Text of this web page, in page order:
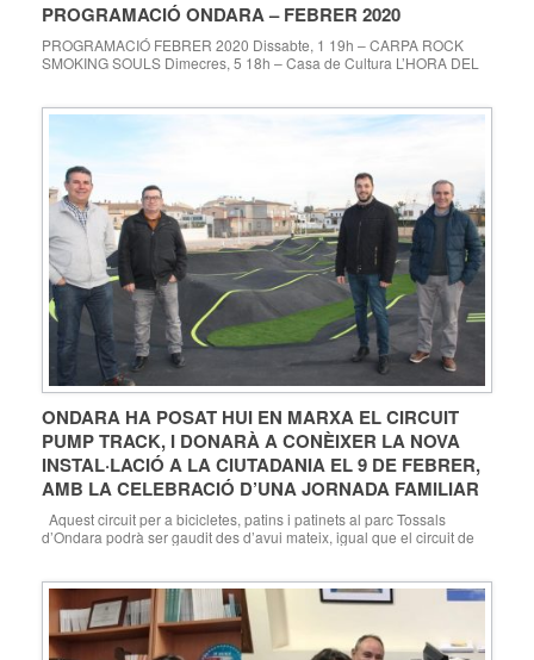
PROGRAMACIÓ ONDARA – FEBRER 2020
PROGRAMACIÓ FEBRER 2020 Dissabte, 1 19h – CARPA ROCK
SMOKING SOULS Dimecres, 5 18h – Casa de Cultura L’HORA DEL
“TRIDIMENSIONALITAT V” Escola de Plàstica Experimental A. Vives.
ONDARA HA POSAT HUI EN MARXA EL CIRCUIT
PUMP TRACK, I DONARÀ A CONÈIXER LA NOVA
INSTAL·LACIÓ A LA CIUTADANIA EL 9 DE FEBRER,
AMB LA CELEBRACIÓ D’UNA JORNADA FAMILIAR
Aquest circuit per a bicicletes, patins i patinets al parc Tossals
d’Ondara podrà ser gaudit des d’avui mateix, igual que el circuit de
amb demostracions a càrrec d’especialistes Ondara, 30.01.20. La
ciutadania […]